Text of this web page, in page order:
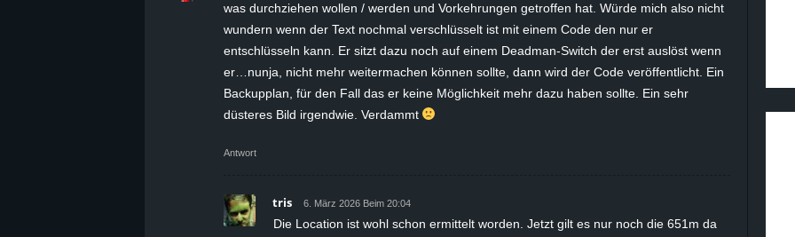
was durchziehen wollen / werden und Vorkehrungen getroffen hat. Würde mich also nicht
wundern wenn der Text nochmal verschlüsselt ist mit einem Code den nur er
entschlüsseln kann. Er sitzt dazu noch auf einem Deadman-Switch der erst auslöst wenn
er…nunja, nicht mehr weitermachen können sollte, dann wird der Code veröffentlicht. Ein
Backupplan, für den Fall das er keine Möglichkeit mehr dazu haben sollte. Ein sehr
düsteres Bild irgendwie. Verdammt
Antwort
tris 6. März 2026 Beim 20:04
Die Location ist wohl schon ermittelt worden. Jetzt gilt es nur noch die 651m da